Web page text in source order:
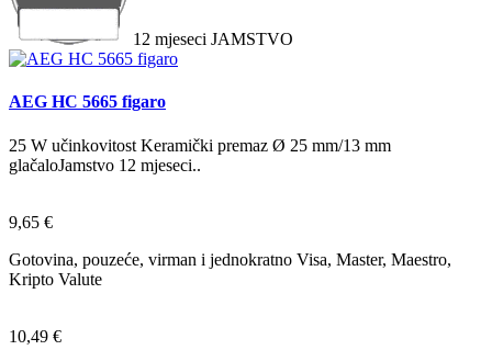
12 mjeseci JAMSTVO
AEG HC 5665 figaro
25 W učinkovitost Keramički premaz Ø 25 mm/13 mm
glačaloJamstvo 12 mjeseci..
9,65 €
Gotovina, pouzeće, virman i jednokratno Visa, Master, Maestro,
Kripto Valute
10,49 €